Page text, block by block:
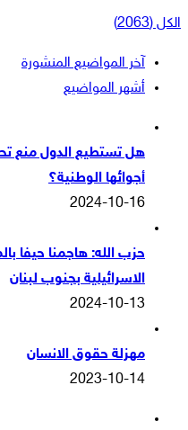
الكل (2063)
آخر المواضيع المنشورة
أشهر المواضيع
هل تستطيع الدول منع
أجوائها الوطنية؟
2024-10-16
حزب الله: هاجمنا حيفا
الاسرائيلية بجنوب لبنان
2024-10-13
مهزلة حقوق الانسان
2023-10-14